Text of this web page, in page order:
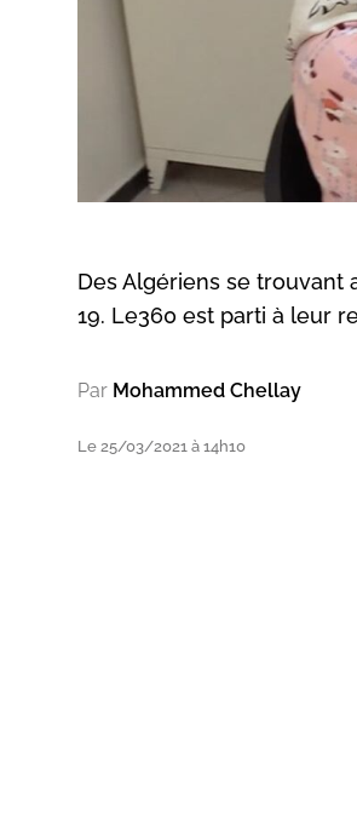
Des Algériens se trouvant
19. Le360 est parti à leur
Par Mohammed Chellay
Le 25/03/2021 à 14h10